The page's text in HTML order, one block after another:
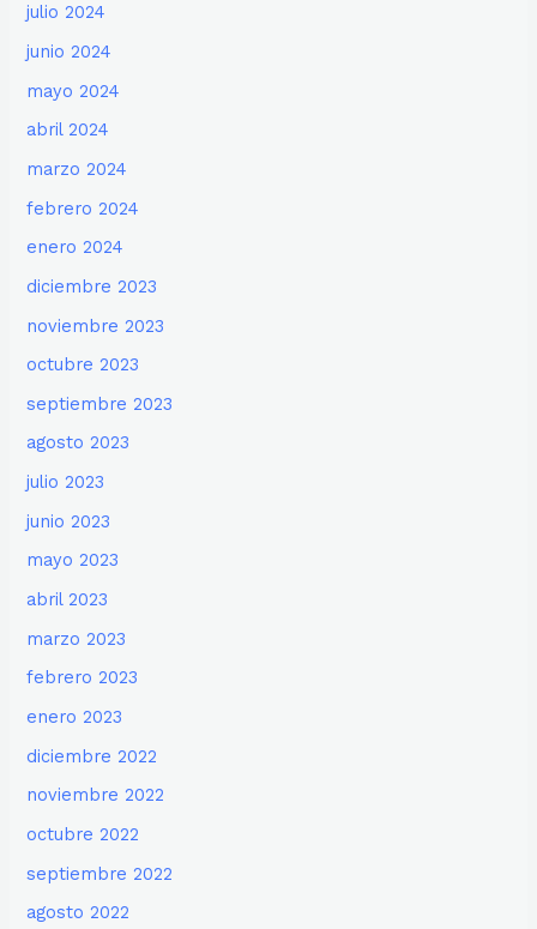
julio 2024
junio 2024
mayo 2024
abril 2024
marzo 2024
febrero 2024
enero 2024
diciembre 2023
noviembre 2023
octubre 2023
septiembre 2023
agosto 2023
julio 2023
junio 2023
mayo 2023
abril 2023
marzo 2023
febrero 2023
enero 2023
diciembre 2022
noviembre 2022
octubre 2022
septiembre 2022
agosto 2022